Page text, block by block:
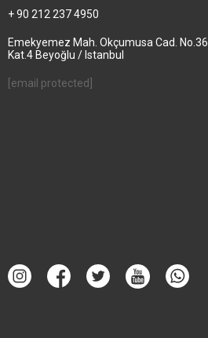
+ 90 212 237 4950
Emekyemez Mah. Okçumusa Cad. No.36
Kat.4 Beyoğlu / Istanbul
[email protected]